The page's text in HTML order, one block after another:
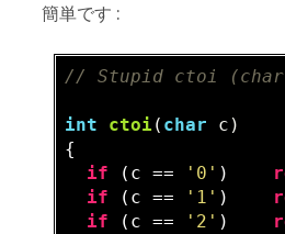
簡単です :
// Stupid ctoi (char
int ctoi( char c)
{
if (c == '0' )
if (c == '1' )
if (c == '2' )